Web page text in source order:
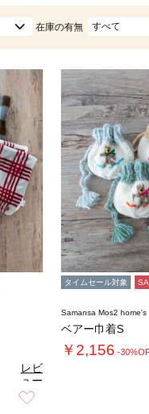
在庫の有無 すべて
お気に入り
レビ
ュー
を見
る
タイムセール対象
Samansa Mos2 home's
ベアー巾着S
￥2,156 -